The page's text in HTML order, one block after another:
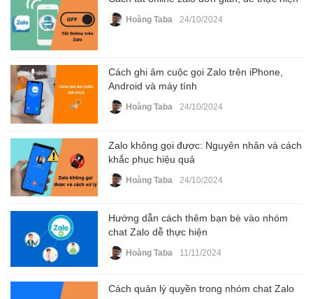
Hoàng Taba 24/10/2024
Cách ghi âm cuộc gọi Zalo trên iPhone,
Android và máy tính
Hoàng Taba 24/10/2024
Zalo không gọi được: Nguyên nhân và cách
khắc phục hiệu quả
Hoàng Taba 24/10/2024
Hướng dẫn cách thêm bạn bè vào nhóm
chat Zalo dễ thực hiện
Hoàng Taba 11/11/2024
Cách quản lý quyền trong nhóm chat Zalo